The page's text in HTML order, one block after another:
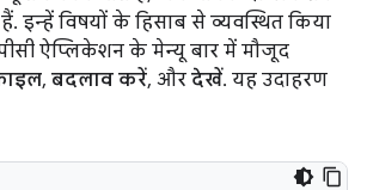
विषयों के हिसाब से व्यवस्थित किया
ऐप्लिकेशन के मेन्यू बार में मौजूद
, बदलाव करें, और देखें. यह उदाहरण